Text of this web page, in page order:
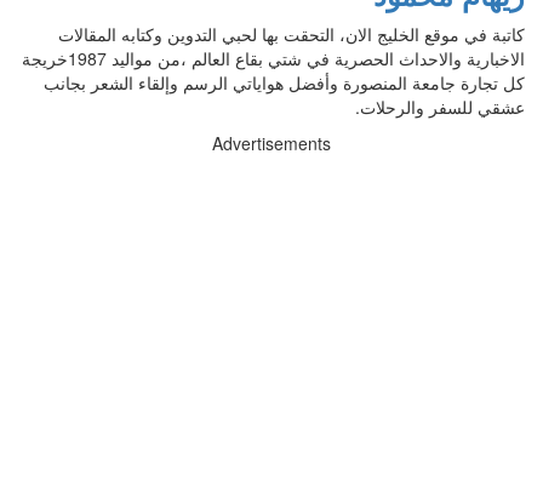
كاتبة في موقع الخليج الان، التحقت بها لحبي التدوين وكتابه المقالات
الاخبارية والاحداث الحصرية في شتي بقاع العالم ،من مواليد 1987خريجة
كل تجارة جامعة المنصورة وأفضل هواياتي الرسم وإلقاء الشعر بجانب
عشقي للسفر والرحلات.
Advertisements